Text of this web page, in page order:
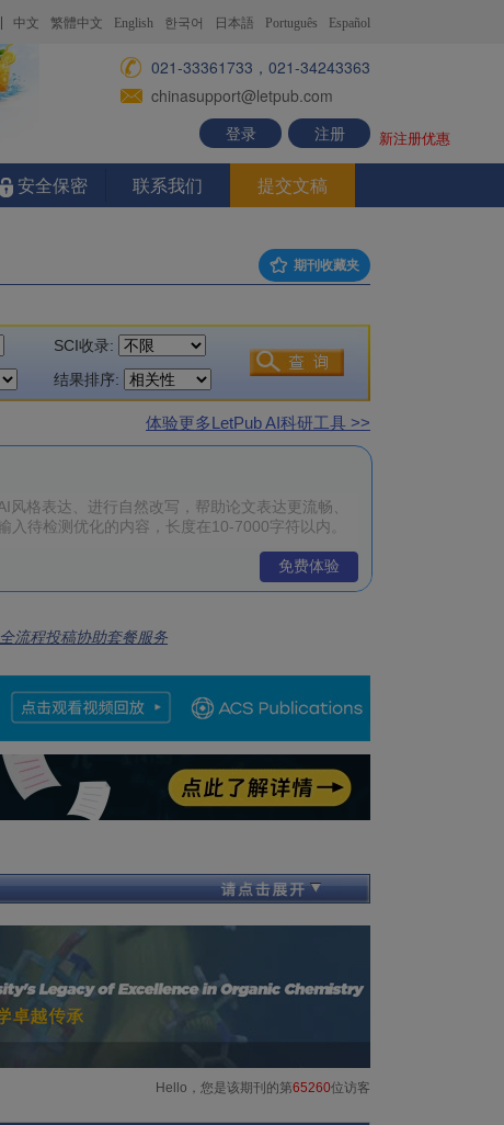
中文 繁體中文 English 한국어 日本語 Português Español
021-33361733，021-34243363
chinasupport@letpub.com
登录
注册 新注册优惠
安全保密 联系我们 提交文稿
期刊收藏夹
SCI收录:
结果排序:
体验更多LetPub AI科研工具 >>
免费体验
全流程投稿协助套餐服务
Hello，您是该期刊的第65260位访客